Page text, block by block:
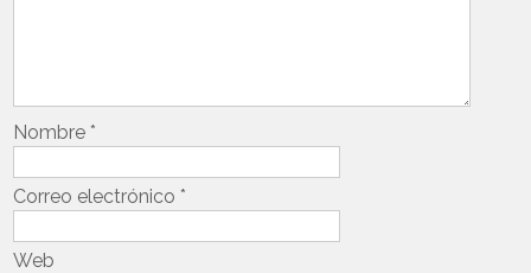
Nombre*
Correo electrónico*
Web